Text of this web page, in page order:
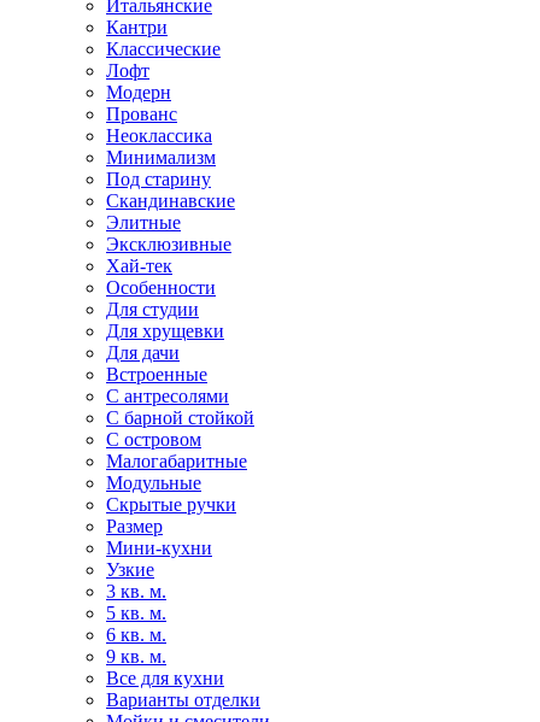
Итальянские
Кантри
Классические
Лофт
Модерн
Прованс
Неоклассика
Минимализм
Под старину
Скандинавские
Элитные
Эксклюзивные
Хай-тек
Особенности
Для студии
Для хрущевки
Для дачи
Встроенные
С антресолями
С барной стойкой
С островом
Малогабаритные
Модульные
Скрытые ручки
Размер
Мини-кухни
Узкие
3 кв. м.
5 кв. м.
6 кв. м.
9 кв. м.
Все для кухни
Варианты отделки